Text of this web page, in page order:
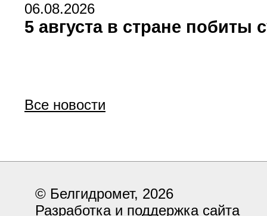
06.08.2026
5 августа в стране
Все новости
© Белгидромет, 2026
Разработка и поддержка сайта